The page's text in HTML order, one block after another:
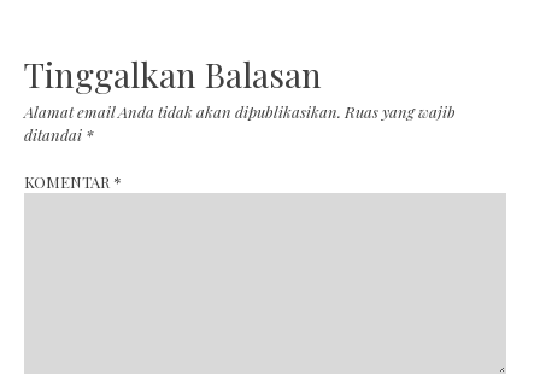
Tinggalkan Balasan
Alamat email Anda tidak akan dipublikasikan. Ruas yang wajib
ditandai *
KOMENTAR *